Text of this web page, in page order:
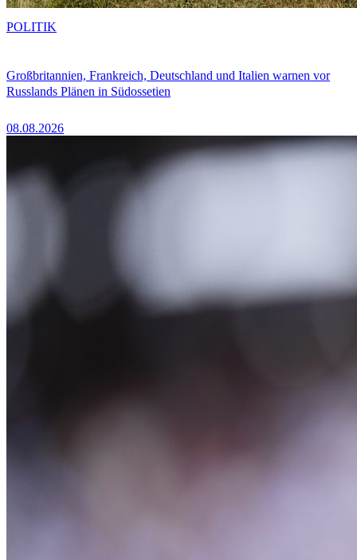
Großbritannien, Frankreich, Deutschland und Italien warnen vor
Russlands Plänen in Südossetien
08.08.2026
POLITIK